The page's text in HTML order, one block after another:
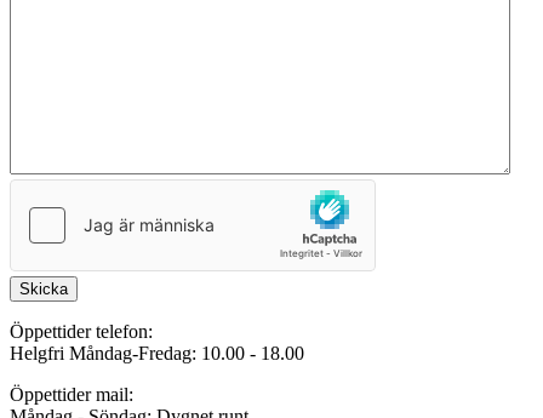
Skicka
Öppettider telefon:
Helgfri Måndag-Fredag: 10.00 - 18.00
Öppettider mail: